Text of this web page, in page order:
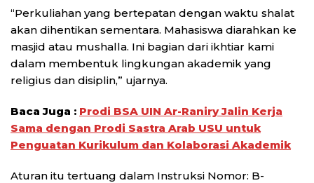
“Perkuliahan yang bertepatan dengan waktu shalat
akan dihentikan sementara. Mahasiswa diarahkan ke
masjid atau mushalla. Ini bagian dari ikhtiar kami
dalam membentuk lingkungan akademik yang
religius dan disiplin,” ujarnya.
Baca Juga : Prodi BSA UIN Ar-Raniry Jalin Kerja
Sama dengan Prodi Sastra Arab USU untuk
Penguatan Kurikulum dan Kolaborasi Akademik
Aturan itu tertuang dalam Instruksi Nomor: B-